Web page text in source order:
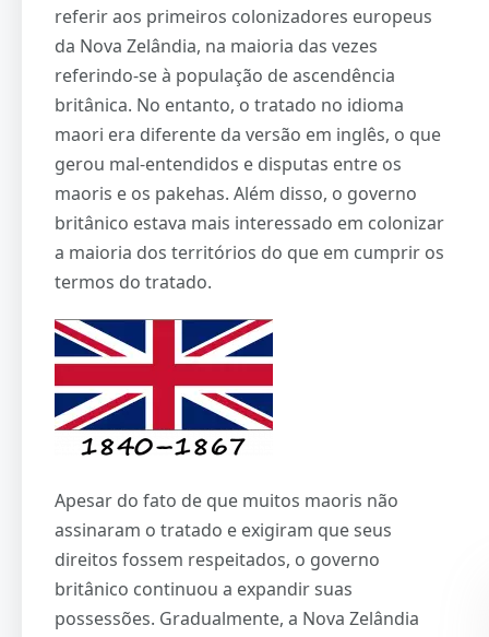
referir aos primeiros colonizadores europeus
da Nova Zelândia, na maioria das vezes
referindo-se à população de ascendência
britânica. No entanto, o tratado no idioma
maori era diferente da versão em inglês, o que
gerou mal-entendidos e disputas entre os
maoris e os pakehas. Além disso, o governo
britânico estava mais interessado em colonizar
a maioria dos territórios do que em cumprir os
termos do tratado.
Apesar do fato de que muitos maoris não
assinaram o tratado e exigiram que seus
direitos fossem respeitados, o governo
britânico continuou a expandir suas
possessões. Gradualmente, a Nova Zelândia